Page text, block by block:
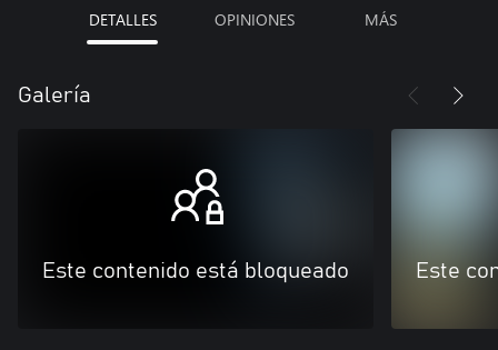
DETALLES OPINIONES MÁS
Galería
Este contenido está bloqueado Este